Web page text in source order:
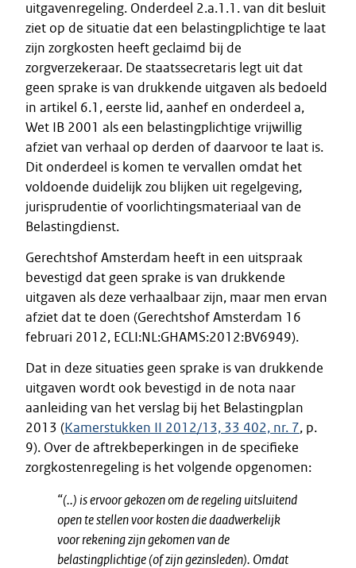
uitgavenregeling. Onderdeel 2.a.1.1. van dit besluit
ziet op de situatie dat een belastingplichtige te laat
zijn zorgkosten heeft geclaimd bij de
zorgverzekeraar. De staatssecretaris legt uit dat
geen sprake is van drukkende uitgaven als bedoeld
in artikel 6.1, eerste lid, aanhef en onderdeel a,
Wet IB 2001 als een belastingplichtige vrijwillig
afziet van verhaal op derden of daarvoor te laat is.
Dit onderdeel is komen te vervallen omdat het
voldoende duidelijk zou blijken uit regelgeving,
jurisprudentie of voorlichtingsmateriaal van de
Belastingdienst.
Gerechtshof Amsterdam heeft in een uitspraak
bevestigd dat geen sprake is van drukkende
uitgaven als deze verhaalbaar zijn, maar men ervan
afziet dat te doen (Gerechtshof Amsterdam 16
februari 2012, ECLI:NL:GHAMS:2012:BV6949).
Dat in deze situaties geen sprake is van drukkende
uitgaven wordt ook bevestigd in de nota naar
aanleiding van het verslag bij het Belastingplan
2013 (Kamerstukken II 2012/13, 33 402, nr. 7, p.
9). Over de aftrekbeperkingen in de specifieke
zorgkostenregeling is het volgende opgenomen:
“(..) is ervoor gekozen om de regeling uitsluitend
open te stellen voor kosten die daadwerkelijk
voor rekening zijn gekomen van de
belastingplichtige (of zijn gezinsleden). Omdat